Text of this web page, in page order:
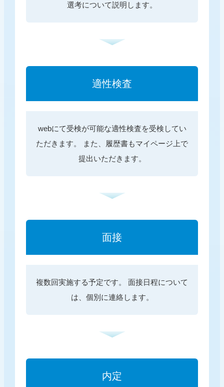
選考について説明します。
適性検査
webにて受検が可能な適性検査を受検してい
ただきます。
また、履歴書もマイページ上で
提出いただきます。
面接
複数回実施する予定です。
面接日程について
は、個別に連絡します。
内定